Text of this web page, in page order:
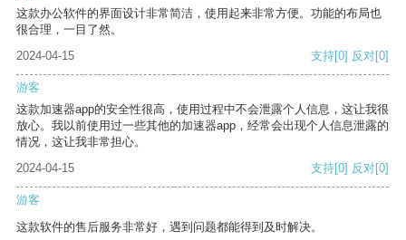
这款办公软件的界面设计非常简洁，使用起来非常方便。功能的布局也
很合理，一目了然。
2024-04-15
支持[0] 反对[0]
游客
这款加速器app的安全性很高，使用过程中不会泄露个人信息，这让我很
放心。我以前使用过一些其他的加速器app，经常会出现个人信息泄露的
情况，这让我非常担心。
2024-04-15
支持[0] 反对[0]
游客
这款软件的售后服务非常好，遇到问题都能得到及时解决。